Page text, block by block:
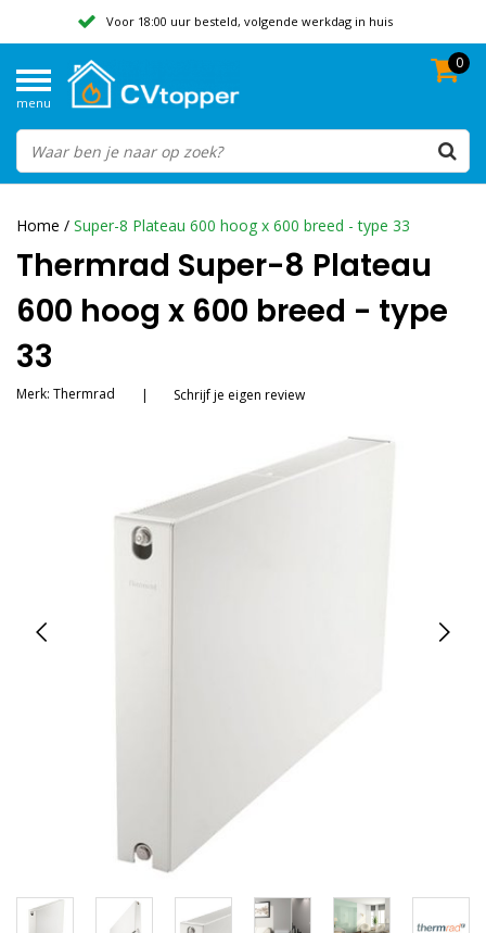
Voor 18:00 uur besteld, volgende werkdag in huis
Beoordeeld met een 9,8
menu
0
Home / Super-8 Plateau 600 hoog x 600 breed - type 33
Thermrad Super-8 Plateau
600 hoog x 600 breed - type
33
Merk: Thermrad | Schrijf je eigen review